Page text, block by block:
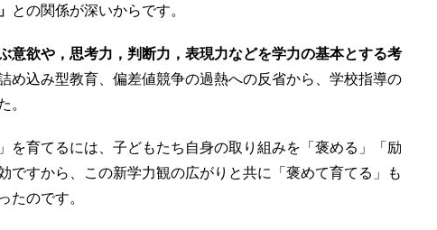
との関係が深いからです。
ぶ意欲や，思考力，判断力，表現力などを学力の基本とする考
め込み型教育、偏差値競争の過熱への反省から、学校指導の
。
を育てるには、子どもたち自身の取り組みを「褒める」「励
ですから、この新学力観の広がりと共に「褒めて育てる」も
たのです。